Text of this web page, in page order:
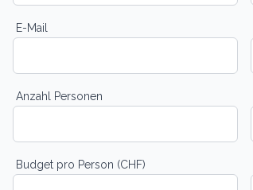
E-Mail
Anzahl Personen
Budget pro Person (CHF)